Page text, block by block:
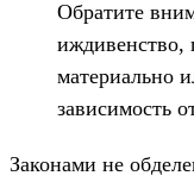
Обратите
иждивенство,
материально
зависимость
Законами не